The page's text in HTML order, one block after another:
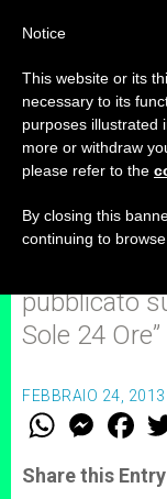
La
mistica
pubblicato
Sole 24 Ore”
FEBBRAIO 24,
W
t
s
M
e
s
e
F
a
e
b
Share this Entry
Notice
This website or its
necessary to its
purposes illustrated
more or withdraw
please refer to the
By closing this
continuing to